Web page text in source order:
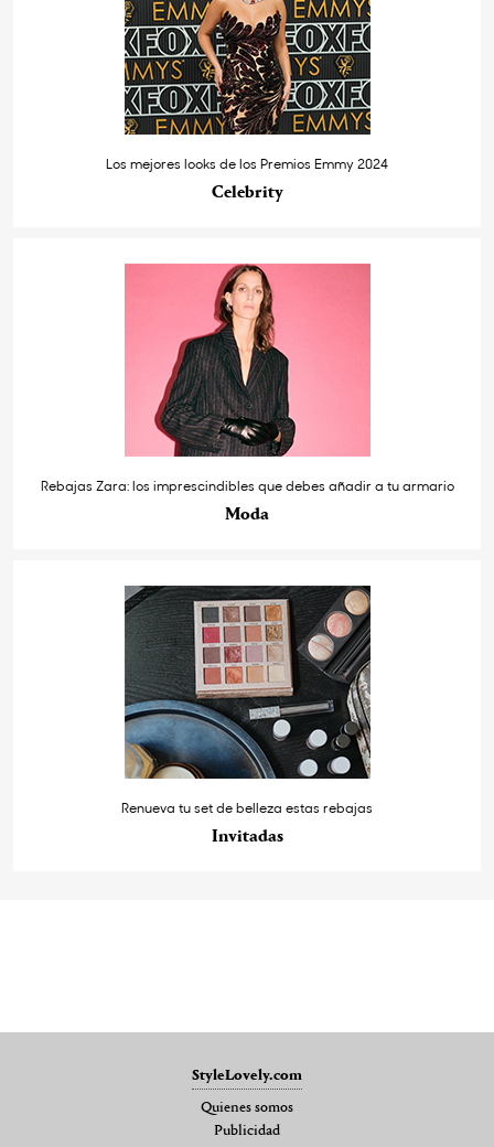
Los mejores looks de los Premios Emmy 2024
Celebrity
Rebajas Zara: los imprescindibles que debes añadir a tu armario
Moda
Renueva tu set de belleza estas rebajas
Invitadas
StyleLovely.com
Quienes somos
Publicidad